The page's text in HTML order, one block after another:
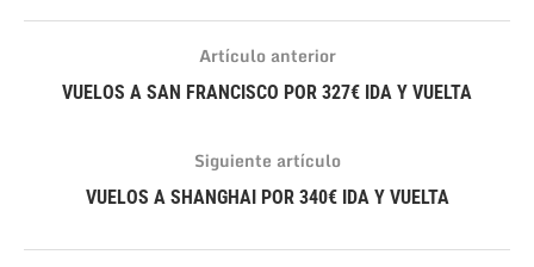
Artículo anterior
VUELOS A SAN FRANCISCO POR 327€ IDA Y VUELTA
Siguiente artículo
VUELOS A SHANGHAI POR 340€ IDA Y VUELTA